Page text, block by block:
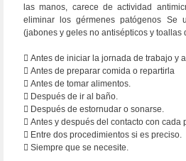
las manos, carece de actividad
eliminar los gérmenes patógenos Se
(jabones y geles no antisépticos y toallas
 Antes de iniciar la jornada de trabajo y
 Antes de preparar comida o repartirla
 Antes de tomar alimentos.
 Después de ir al baño.
 Después de estornudar o sonarse.
 Antes y después del contacto con cada
 Entre dos procedimientos si es preciso.
 Siempre que se necesite.